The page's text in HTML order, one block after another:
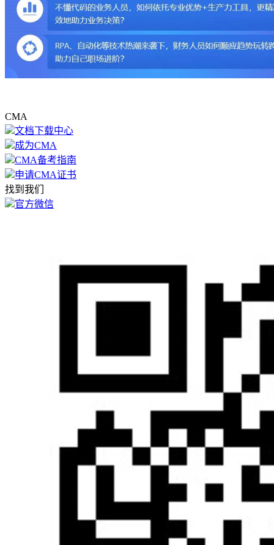
CMA
文档下载中心
成为CMA
CMA备考指南
申请CMA证书
找到我们
官方微信